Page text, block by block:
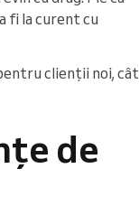
fi la curent cu
clienții noi, cât
de